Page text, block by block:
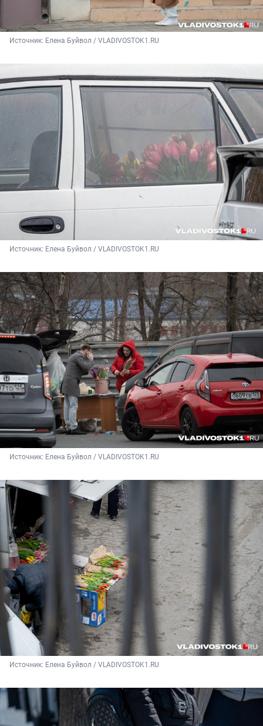
Источник: Елена Буйвол / VLADIVOSTOK1.RU
Источник: Елена Буйвол / VLADIVOSTOK1.RU
Источник: Елена Буйвол / VLADIVOSTOK1.RU
Источник: Елена Буйвол / VLADIVOSTOK1.RU